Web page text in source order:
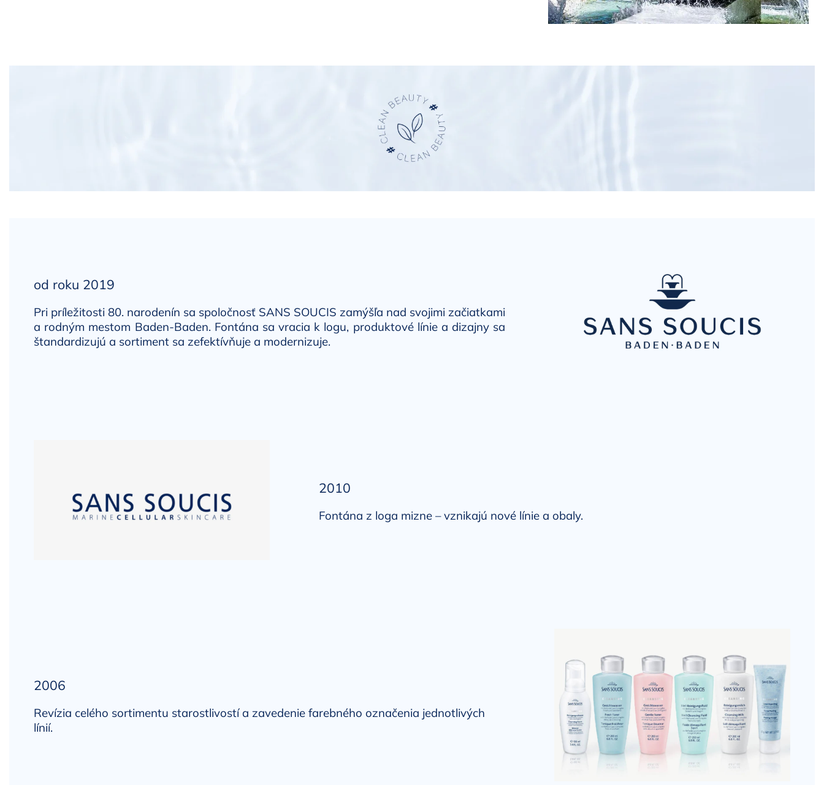
od roku 2019
Pri príležitosti 80. narodenín sa spoločnosť SANS SOUCIS zamýšľa nad svojimi začiatkami
a rodným mestom Baden-Baden. Fontána sa vracia k logu, produktové línie a dizajny sa
štandardizujú a sortiment sa zefektívňuje a modernizuje.
2010
Fontána z loga mizne – vznikajú nové línie a obaly.
2006
Revízia celého sortimentu starostlivostí a zavedenie farebného označenia jednotlivých
línií.